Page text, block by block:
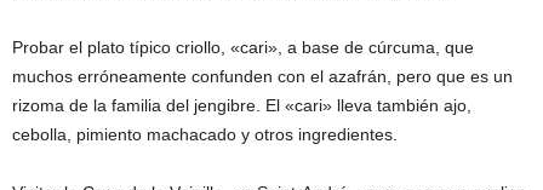
Probar el plato típico criollo, «cari», a base de cúrcuma, que
muchos erróneamente confunden con el azafrán, pero que es un
rizoma de la familia del jengibre. El «cari» lleva también ajo,
cebolla, pimiento machacado y otros ingredientes.